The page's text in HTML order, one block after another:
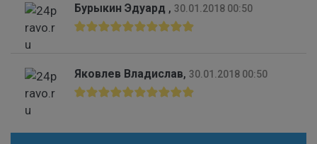
Бурыкин Эдуард , 30.01.2018 00:50
Яковлев Владислав, 30.01.2018 00:50